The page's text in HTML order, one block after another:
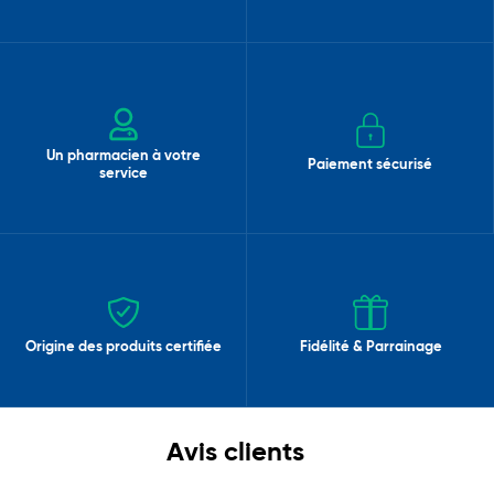
Un pharmacien à votre
service
Paiement sécurisé
Origine des produits certifiée Fidélité & Parrainage
Avis clients